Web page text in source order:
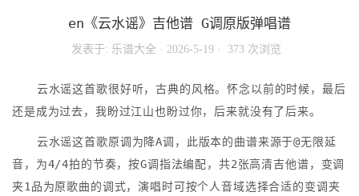
en《云水谣》吉他谱 G调原版弹唱谱
发表于: 乐谱大全 · 2026-5-19 · 373 次浏览
云水谣这首歌很好听，古典的风格。怀念以前的时候，最后
还是成为过去，我盼过江山也盼过你，后来就没有了后来。
云水谣这首歌原调为降A调，此版本的曲谱来源于@无限延
音，为4/4拍的节奏，按G调指法编配，共2张高清吉他谱，变调
夹1品为原歌曲的调式，演唱时可按个人音域选择合适的变调夹